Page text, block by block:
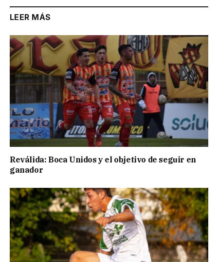
LEER MÁS
Reválida: Boca Unidos y el objetivo de seguir en
ganador